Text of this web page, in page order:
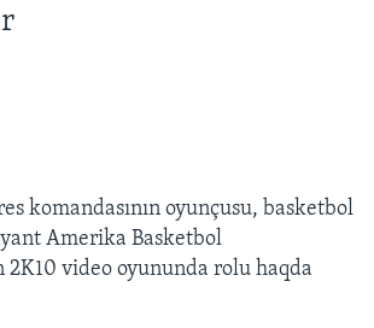
komandasının oyunçusu, basketbol
Amerika Basketbol
2K10 video oyununda rolu haqda